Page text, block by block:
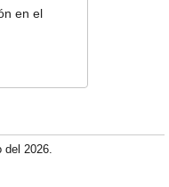
en el
2026.